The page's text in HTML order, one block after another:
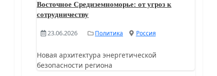
Восточное Средиземноморье: от угроз к
сотрудничеству
23.06.2026 Политика Россия
Новая архитектура энергетической
безопасности региона